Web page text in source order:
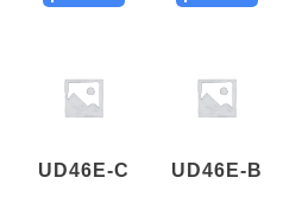
UD46E-B
UD46E-C